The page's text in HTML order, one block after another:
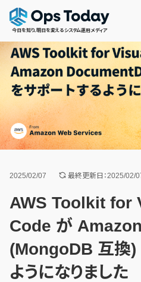
今日を知り、明日を変えるシステム運用メディア
2025/02/07 最終更新日：2025/02/
AWS Toolkit for
Code が
(MongoDB 互換)
ようになりました